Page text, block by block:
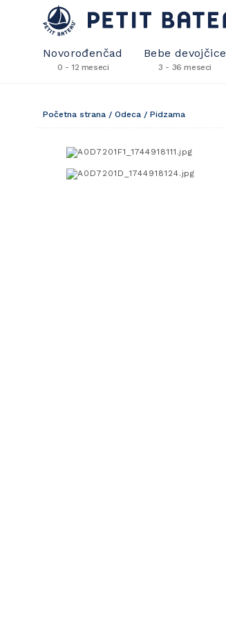
Novorođenčad
0 - 12 meseci
Bebe devojčice
3 - 36 meseci
Početna strana / Odeca / Pidzama